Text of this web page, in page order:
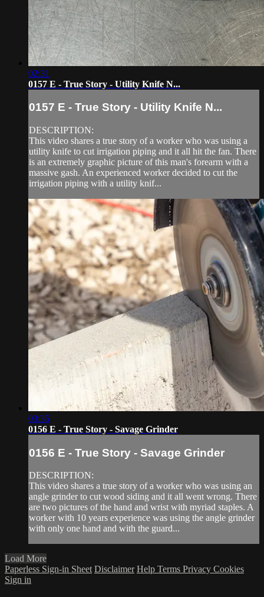
02:31
0157 E - True Story - Utility Knife N...
0157 E - True Story - Utility Knife N...
DESCRIPTION:
This video shares a true story of a worker who was using a
utility knife to cut irrigation piping and it all hit the fan. There
is an extremely graphic picture of this man's forearm with a
massive gash. An experienced worker decided to cut the
irrigation piping with a utility knif...
03:35
0156 E - True Story - Savage Grinder
0156 E - True Story - Savage Grinder
DESCRIPTION:
This video shares a true story of a worker who was using an
angle grinder to cut wood siding and it all went wrong. There
are two pictures of the hand and wrist with myriad staples. A
worker with 10 years experience was using the angle grinder
with only one hand and with the guard...
Load More
Paperless Sign-in Sheet Disclaimer Help Terms Privacy Cookies
Sign in